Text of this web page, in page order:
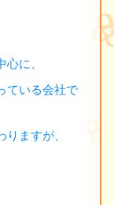
に、
ている会社で
ますが、